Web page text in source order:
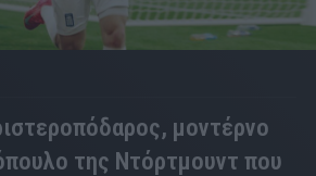
μοντέρνο
της Ντόρτμουντ που